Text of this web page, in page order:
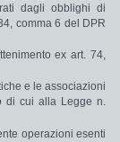
dagli obblighi di
comma 6 del DPR
ex art. 74,
e le associazioni
di cui alla Legge n.
operazioni esenti